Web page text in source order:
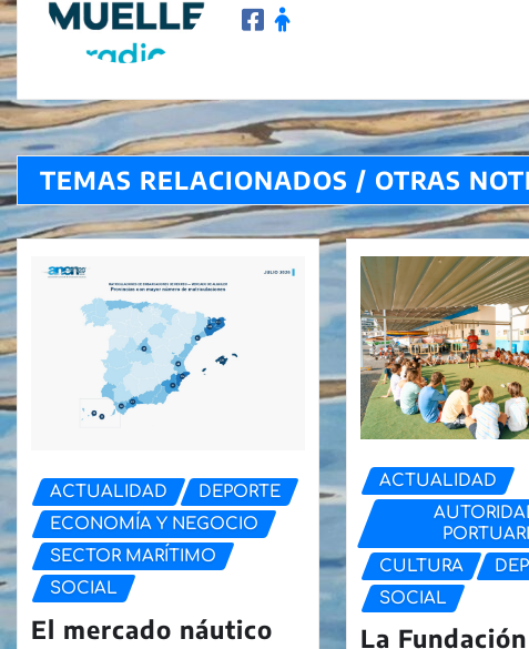
TEMAS RELACIONADOS / OTRAS
ACTUALIDAD
DEPORTE
ECONOMÍA Y NEGOCIO
SECTOR MARÍTIMO
SOCIAL
El mercado náutico
ACTUALIDAD
CULTURA
SOCIAL
La